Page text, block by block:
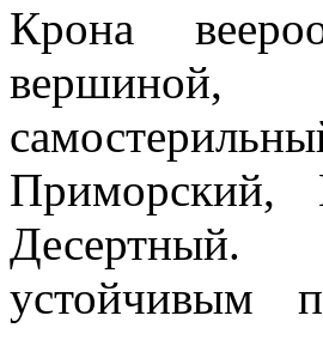
Крона
Приморский,
устойчивым